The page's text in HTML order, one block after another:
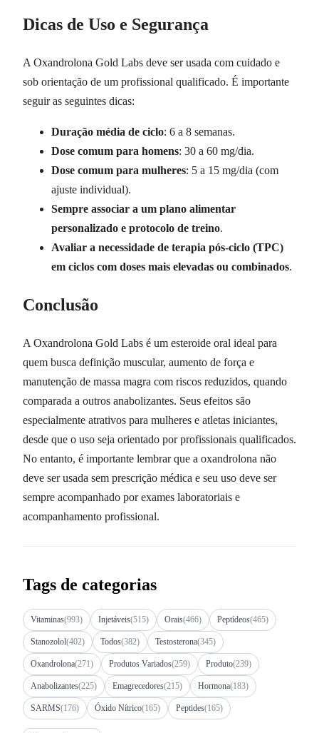
Dicas de Uso e Segurança
A Oxandrolona Gold Labs deve ser usada com cuidado e
sob orientação de um profissional qualificado. É importante
seguir as seguintes dicas:
Duração média de ciclo: 6 a 8 semanas.
Dose comum para homens: 30 a 60 mg/dia.
Dose comum para mulheres: 5 a 15 mg/dia (com
ajuste individual).
Sempre associar a um plano alimentar
personalizado e protocolo de treino.
Avaliar a necessidade de terapia pós-ciclo (TPC)
em ciclos com doses mais elevadas ou combinados.
Conclusão
A Oxandrolona Gold Labs é um esteroide oral ideal para
quem busca definição muscular, aumento de força e
manutenção de massa magra com riscos reduzidos, quando
comparada a outros anabolizantes. Seus efeitos são
especialmente atrativos para mulheres e atletas iniciantes,
desde que o uso seja orientado por profissionais qualificados.
No entanto, é importante lembrar que a oxandrolona não
deve ser usada sem prescrição médica e seu uso deve ser
sempre acompanhado por exames laboratoriais e
acompanhamento profissional.
Tags de categorias
Vitaminas(993) Injetáveis(515) Orais(466) Peptídeos(465)
Stanozolol(402) Todos(382) Testosterona(345)
Oxandrolona(271) Produtos Variados(259) Produto(239)
Anabolizantes(225) Emagrecedores(215) Hormona(183)
SARMS(176) Óxido Nítrico(165) Peptides(165)